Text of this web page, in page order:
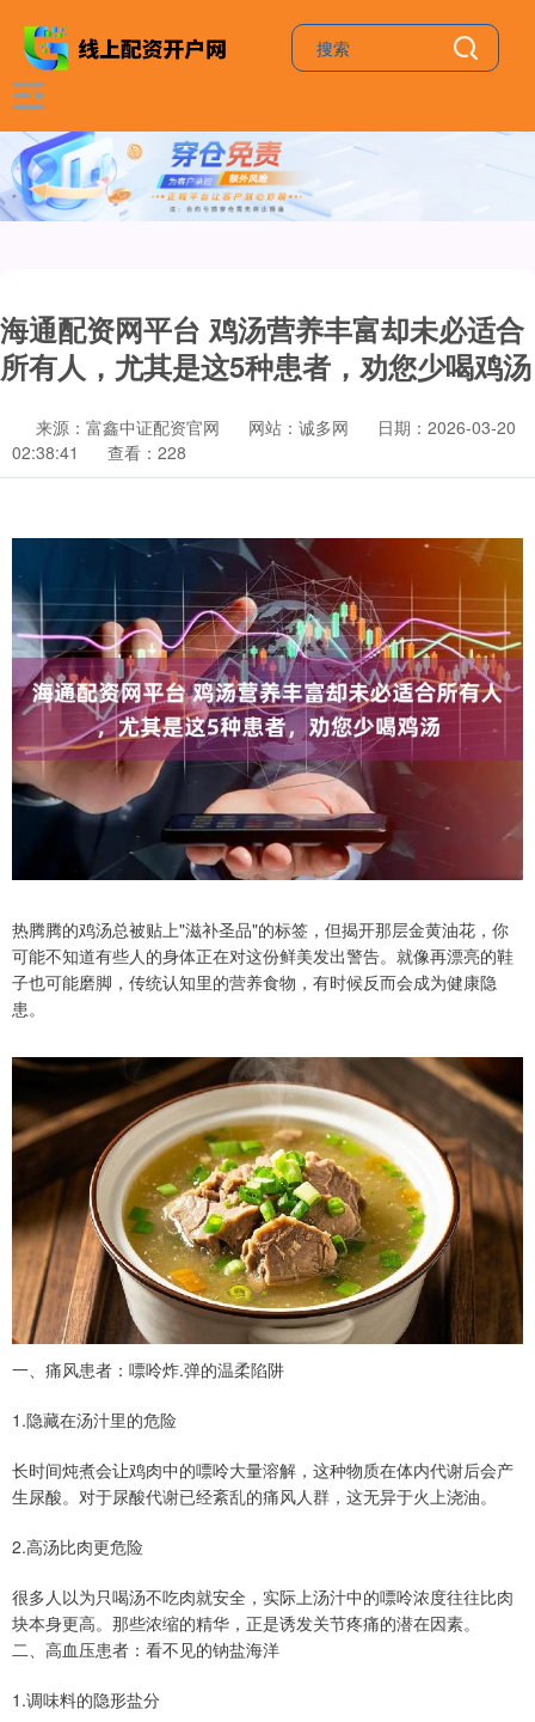
海通配资网平台 鸡汤营养丰富却未必适合
所有人，尤其是这5种患者，劝您少喝鸡汤
来源：富鑫中证配资官网 网站：诚多网
日期：2026-03-20
02:38:41
查看：228
热腾腾的鸡汤总被贴上"滋补圣品"的标签，但揭开那层金黄油花，你
可能不知道有些人的身体正在对这份鲜美发出警告。就像再漂亮的鞋
子也可能磨脚，传统认知里的营养食物，有时候反而会成为健康隐
患。
一、痛风患者：嘌呤炸.弹的温柔陷阱
1.隐藏在汤汁里的危险
长时间炖煮会让鸡肉中的嘌呤大量溶解，这种物质在体内代谢后会产
生尿酸。对于尿酸代谢已经紊乱的痛风人群，这无异于火上浇油。
2.高汤比肉更危险
很多人以为只喝汤不吃肉就安全，实际上汤汁中的嘌呤浓度往往比肉
块本身更高。那些浓缩的精华，正是诱发关节疼痛的潜在因素。
二、高血压患者：看不见的钠盐海洋
1.调味料的隐形盐分